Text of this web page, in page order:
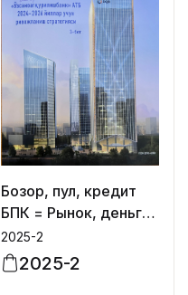
Бозор, пул, кредит
БПК = Рынок, деньги
и кредит
2025-2
2025-2